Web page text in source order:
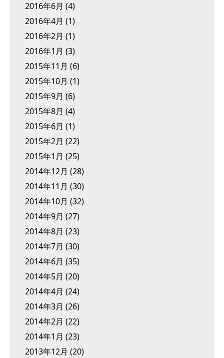
2016年6月 (4)
2016年4月 (1)
2016年2月 (1)
2016年1月 (3)
2015年11月 (6)
2015年10月 (1)
2015年9月 (6)
2015年8月 (4)
2015年6月 (1)
2015年2月 (22)
2015年1月 (25)
2014年12月 (28)
2014年11月 (30)
2014年10月 (32)
2014年9月 (27)
2014年8月 (23)
2014年7月 (30)
2014年6月 (35)
2014年5月 (20)
2014年4月 (24)
2014年3月 (26)
2014年2月 (22)
2014年1月 (23)
2013年12月 (20)